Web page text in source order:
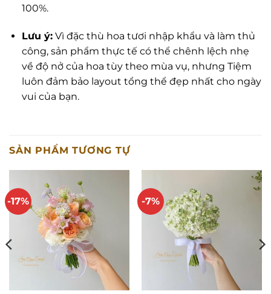
100%.
Lưu ý:Vì đặc thù hoa tươi nhập khẩu và làm thủ
công, sản phẩm thực tế có thể chênh lệch nhẹ
về độ nở của hoa tùy theo mùa vụ, nhưng Tiệm
luôn đảm bảo layout tổng thể đẹp nhất cho ngày
vui của bạn.
SẢN PHẨM TƯƠNG TỰ
-17% -7%